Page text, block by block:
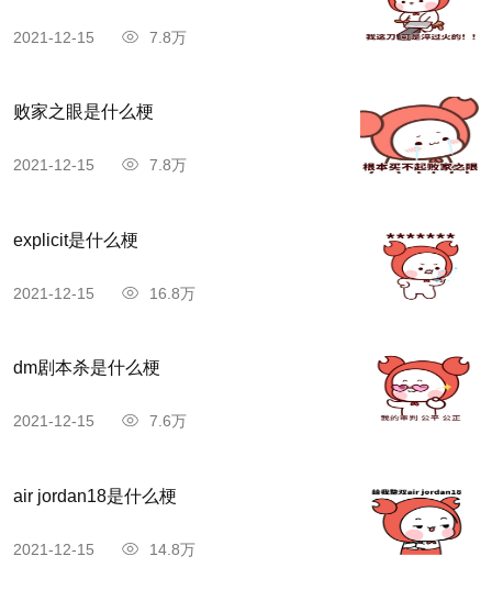
2021-12-15 7.8万
败家之眼是什么梗
2021-12-15 7.8万
explicit是什么梗
2021-12-15 16.8万
dm剧本杀是什么梗
2021-12-15 7.6万
air jordan18是什么梗
2021-12-15 14.8万